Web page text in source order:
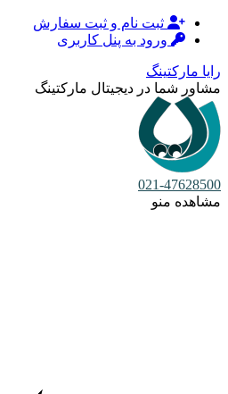
ثبت نام و ثبت سفارش
ورود به پنل کاربری
رایا مارکتینگ
مشاور شما در دیجیتال مارکتینگ
021-47628500
مشاهده منو